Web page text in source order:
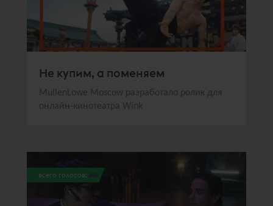
Не купим, а поменяем
MullenLowe Moscow разработало ролик для
онлайн-кинотеатра Wink
всего голосов: 166